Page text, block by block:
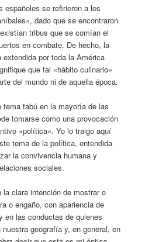
españoles se refirieron a los
dado que se encontraron
tribus que se comían el
en combate. De hecho, la
por toda la América
que tal «hábito culinario»
del mundo ni de aquella época.
tabú en la mayoría de las
tomarse como una provocación
«política». Yo lo traigo aquí
tema de la política, entendida
la convivencia humana y
sociales.
la clara intención de mostrar o
o engaño, con apariencia de
en las conductas de quienes
geografía y, en general, en